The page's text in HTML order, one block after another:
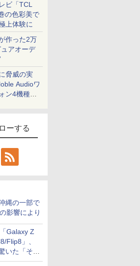
ビ「TCL
の色彩美で
上体験に
作った2万
アオーデ
脅威の実
Audioワ
ン4機種を
ーする
縄の一部で
影響により
Galaxy Z
Flip8」、
いた「そば
の薄さ」